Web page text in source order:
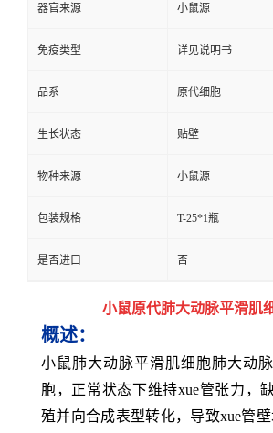
器官来源 小鼠源
免疫类型 详见说明书
品系 原代细胞
生长状态 贴壁
物种来源 小鼠源
包装规格 T-25*1瓶
是否进口 否
小鼠原代肺大动脉平滑肌
概述：
小鼠肺大动脉平滑肌细胞肺大动
胞，正常状态下维持xue管张力，
殖并向合成表型转化，导致xue管